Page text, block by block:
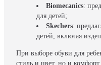
Biomecanics:
для детей;
Skechers:
детей, включая
При выборе обуви для
стиль и цвет, но и комфорт,